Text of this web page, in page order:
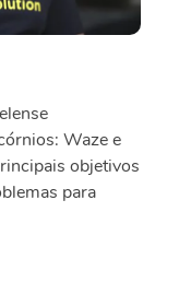
Waze e
objetivos
para